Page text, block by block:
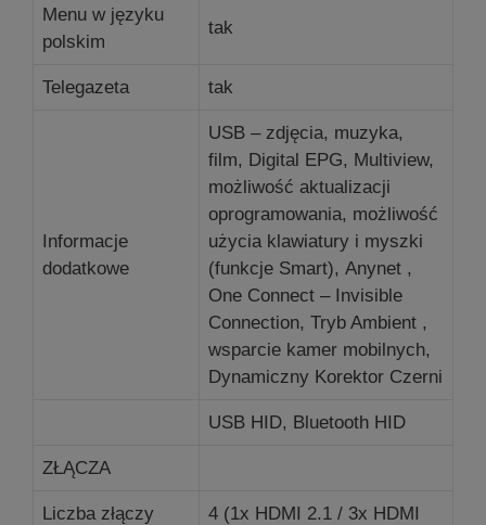
Menu w języku
polskim
tak
Telegazeta tak
Informacje
dodatkowe
USB – zdjęcia, muzyka,
film, Digital EPG, Multiview,
możliwość aktualizacji
oprogramowania, możliwość
użycia klawiatury i myszki
(funkcje Smart), Anynet ,
One Connect – Invisible
Connection, Tryb Ambient ,
wsparcie kamer mobilnych,
Dynamiczny Korektor Czerni
USB HID, Bluetooth HID
ZŁĄCZA
Liczba złączy
4 (1x HDMI 2.1 / 3x HDMI